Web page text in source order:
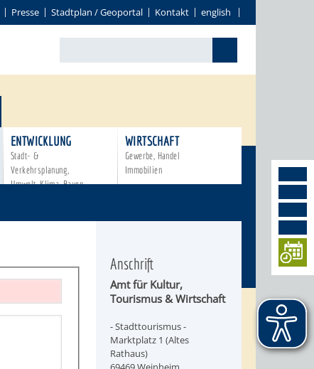
Presse Stadtplan / Geoportal Kontakt english
ENTWICKLUNG
Stadt- &
Verkehrsplanung,
Umwelt, Klima, Bauen
WIRTSCHAFT
Gewerbe, Handel
Immobilien
Anschrift
Amt für Kultur,
Tourismus & Wirtschaft
- Stadttourismus -
Marktplatz 1 (Altes
Rathaus)